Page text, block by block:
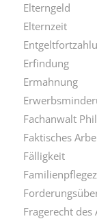
Elterngeld
Elternzeit
Erfindung
Ermahnung
Fachanwalt
Faktisches
Fälligkeit
Fragerecht des